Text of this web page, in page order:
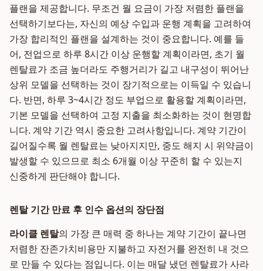
플랜을 제공합니다. 무조건 월 요금이 가장 저렴한 플랜을
선택하기보다는, 자신의 예상 수입과 운행 계획을 고려하여
가장 합리적인 플랜을 설계하는 것이 중요합니다. 예를 들
어, 전업으로 하루 8시간 이상 운행할 계획이라면, 초기 월
렌탈료가 조금 높더라도 주행거리가 길고 내구성이 뛰어난
상위 모델을 선택하는 것이 장기적으로는 이득일 수 있습니
다. 반면, 하루 3~4시간 정도 부업으로 활용할 계획이라면,
기본 모델을 선택하여 고정 지출을 최소화하는 것이 현명합
니다. 계약 기간 역시 중요한 고려사항입니다. 계약 기간이
길어질수록 월 렌탈료는 낮아지지만, 중도 해지 시 위약금이
발생할 수 있으므로 최소 6개월 이상 꾸준히 할 수 있는지
신중하게 판단해야 합니다.
렌탈 기간 만료 후 인수 옵션의 장단점
라이클 렌탈의 가장 큰 매력 중 하나는 계약 기간이 끝나면
저렴한 잔존가치비용만 지불하고 자전거를 완전히 내 것으
로 만들 수 있다는 점입니다. 이는 매달 냈던 렌탈료가 사라